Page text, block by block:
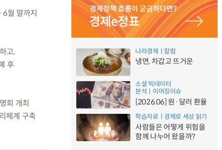
월 말까지
고,
후
회 개최
체계 구축
나라경제ㅣ칼럼
냉면, 차갑고 뜨거운
소셜 빅데이터
분석ㅣ이머징이슈
[2026.06] 원·달러 환율
학습자료ㅣ경제로 세상 읽기
사람들은 어떻게 위험을
함께 나누어 왔을까?